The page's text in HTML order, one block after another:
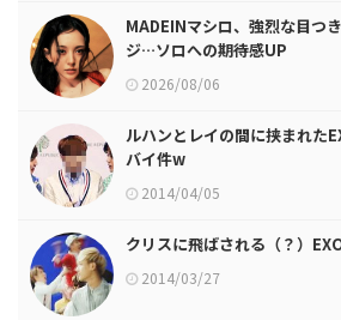
MADEINマシロ、強烈な目つ
ジ…ソロへの期待感UP
2026/08/06
ルハンとレイの間に挟まれた
バイ件w
2014/04/05
クリスに飛ばされる（？）
2014/03/27